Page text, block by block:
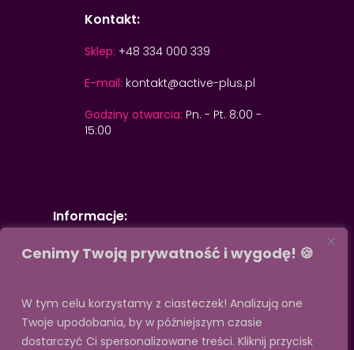
Cenimy Twoją prywatność i wygodę! 🍪
W tym celu korzystamy z ciasteczek! Analizują one
Twoje upodobania, by w późniejszym czasie
dostarczyć Ci spersonalizowane treści. Kliknij przycisk
Kontakt:
Sklep: +48 334 000 339
E-mail: kontakt@active-plus.pl
Godziny otwarcia: Pn. - Pt. 8:00 -
15:00
Informacje:
Metody płatności
Regulamin
Polityka prywatności
Informacja o cookies
Sklep